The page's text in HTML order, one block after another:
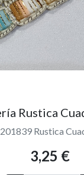
Rustica
Rustica
3,25 €